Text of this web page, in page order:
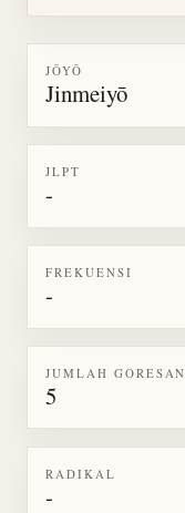
JŌYŌ
Jinmeiyō
JLPT
-
FREKUENSI
-
JUMLAH GORESAN
5
RADIKAL
-